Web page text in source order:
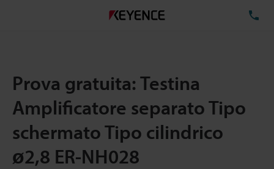
Prova gratuita: Testina
Amplificatore separato Tipo
schermato Tipo cilindrico
ø2,8 ER-NH028